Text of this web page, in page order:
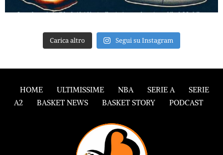
Carica altro Segui su Instagram
HOME ULTIMISSIME NBA SERIE A
SERIE
A2
BASKET NEWS BASKET STORY PODCAST